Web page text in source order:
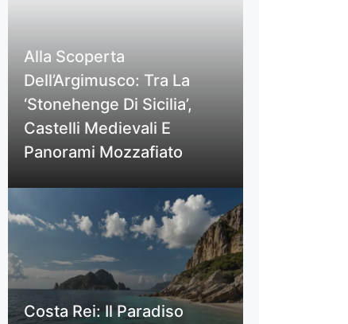
Alla Scoperta
Dell’Argimusco: Tra La
‘Stonehenge Di Sicilia’,
Castelli Medievali E
Panorami Mozzafiato
Costa Rei: Il Paradiso